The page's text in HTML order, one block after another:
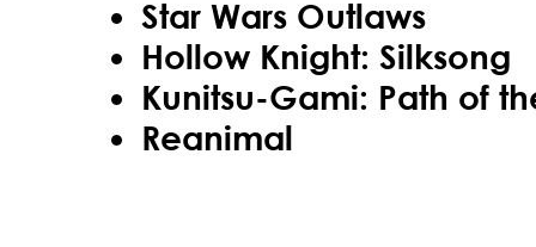
Star Wars Outlaws
Hollow Knight: Silksong
Kunitsu-Gami: Path of
Reanimal